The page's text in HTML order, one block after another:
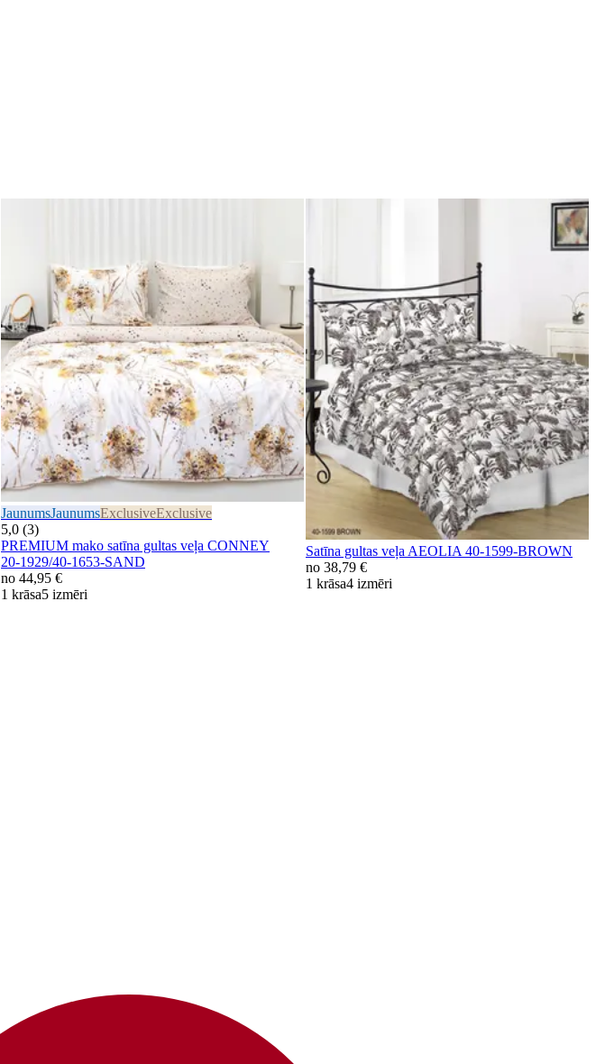
JaunumsJaunumsExclusiveExclusive
5,0 (3)
PREMIUM mako satīna gultas veļa CONNEY
20-1929/40-1653-SAND
no 44,95 €
1 krāsa5 izmēri
Satīna gultas veļa AEOLIA 40-1599-BROWN
no 38,79 €
1 krāsa4 izmēri